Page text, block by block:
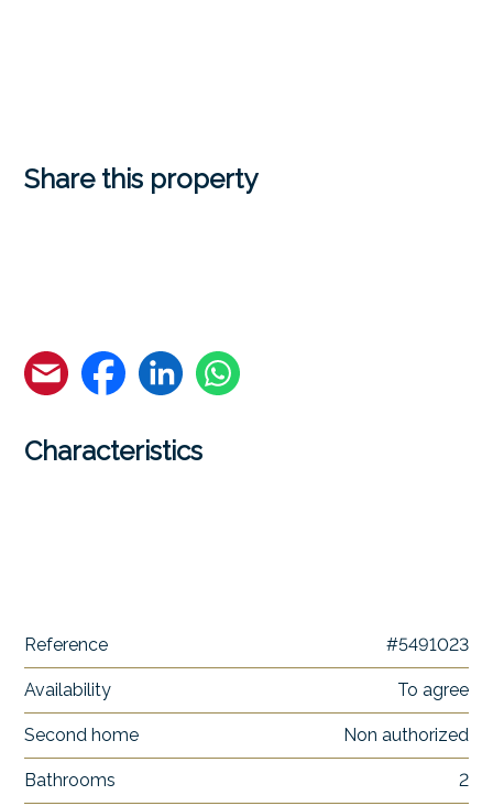
Share this property
Characteristics
Reference #5491023
Availability To agree
Second home Non authorized
Bathrooms 2